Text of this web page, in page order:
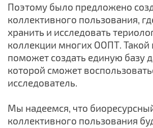
Поэтому было предложено
коллективного пользования,
хранить и исследовать
коллекции многих ООПТ. Такой
поможет создать единую базу
которой сможет
исследователь.
Мы надеемся, что
коллективного пользования